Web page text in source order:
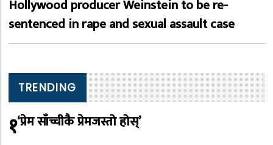
Hollywood producer Weinstein to be re-
sentenced in rape and sexual assault case
TRENDING
१‘प्रेम साँच्चीकै प्रेमजस्तो होस्’